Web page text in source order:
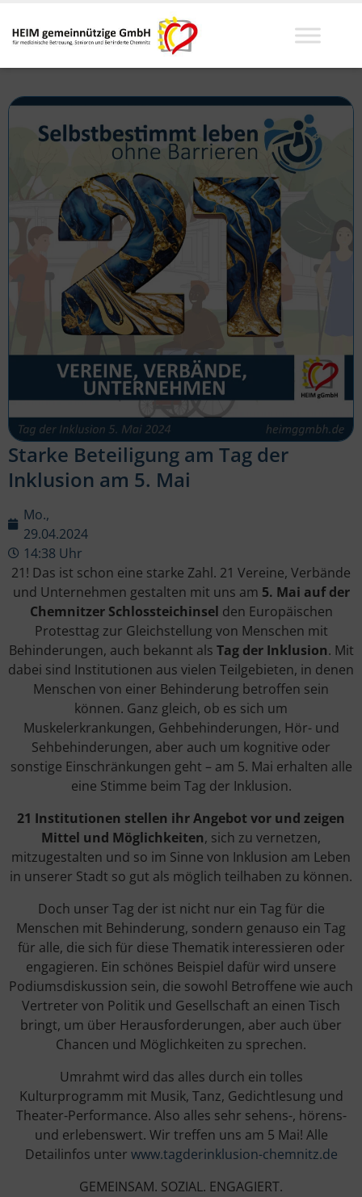
Starke Beteiligung am Tag der
Inklusion am 5. Mai
Mo.,
29.04.2024
14:38 Uhr
21! Das ist schon eine starke Zahl. 21 Vereine, Verbände
und Unternehmen gestalten mit uns am 5. Mai auf der
Chemnitzer Schlossteichinsel den Europäischen
Protesttag zur Gleichstellung von Menschen mit
Behinderungen, auch bekannt als Tag der Inklusion. Mit
dabei sind Institutionen aus vielen Teilgebieten, in denen
Menschen von einer Behinderung betroffen sein
können. Ganz gleich, ob es sich um
Muskelerkrankungen, Gehbehinderungen, Hör- und
Sehbehinderungen, aber auch um kognitive oder
sonstige Einschränkungen geht – am 5. Mai erhalten alle
eine Stimme beim Tag der Inklusion.
21 Institutionen stellen ihr Angebot vor und zeigen
Mittel und Möglichkeiten, sich zu vernetzen,
mitzugestalten und so im Sinne von Inklusion am Leben
in unserer Stadt so gut als möglich teilhaben zu können.
Doch unser Tag der ist nicht nur ein Tag für die
Menschen mit Behinderung, sondern genauso ein Tag
für alle, die sich für diese Thematik interessieren oder
engagieren. Ein schönes Beispiel dafür wird unsere
Podiumsdiskussion sein, die sowohl Betroffene wie auch
Vertreter von Politik und Gesellschaft an einen Tisch
bringt, um über Herausforderungen, aber auch über
Chancen und Möglichkeiten zu sprechen.
Umrahmt wird das alles durch ein tolles
Kulturprogramm mit Musik, Tanz, Gedichtlesung und
Theater-Performance. Also alles sehr sehens-, hörens-
und erlebenswert. Wir treffen uns am 5 Mai! Alle
Detailinfos unter www.tagderinklusion-chemnitz.de
GEMEINSAM. SOZIAL. ENGAGIERT.